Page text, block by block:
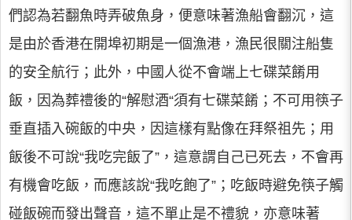
們認為若翻魚時弄破魚身，便意味著漁船會翻沉，這
是由於香港在開埠初期是一個漁港，漁民很關注船隻
的安全航行；此外，中國人從不會端上七碟菜餚用
飯，因為葬禮後的“解慰酒“須有七碟菜餚；不可用筷子
垂直插入碗飯的中央，因這樣有點像在拜祭祖先；用
飯後不可說“我吃完飯了”，這意謂自己已死去，不會再
有機會吃飯，而應該說“我吃飽了”；吃飯時避免筷子觸
碰飯碗而發出聲音，這不單止是不禮貌，亦意味著